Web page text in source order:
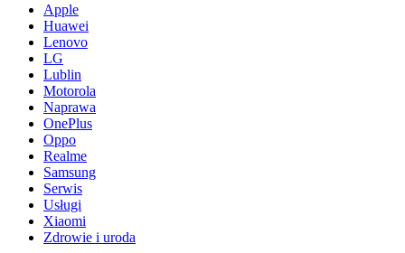
Apple
Huawei
Lenovo
LG
Lublin
Motorola
Naprawa
OnePlus
Oppo
Realme
Samsung
Serwis
Usługi
Xiaomi
Zdrowie i uroda